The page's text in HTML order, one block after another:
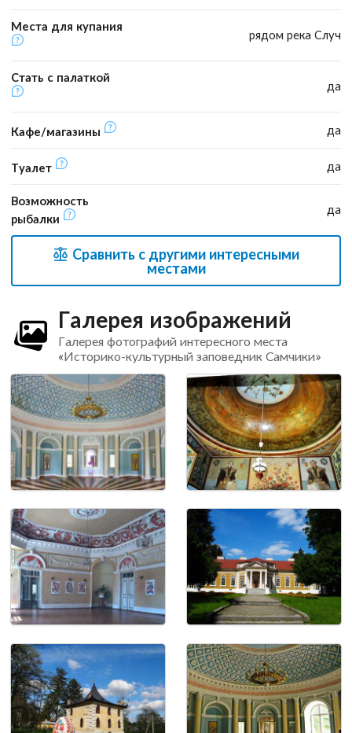
Места для купания
рядом река Случ
Стать с палаткой
да
Кафе/магазины да
Туалет да
Возможность
рыбалки
да
Сравнить с другими интересными
местами
Галерея изображений
Галерея фотографий интересного места
«Историко-культурный заповедник Самчики»